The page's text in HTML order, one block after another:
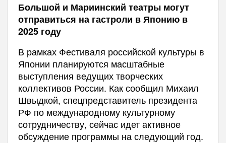
Большой и Мариинский театры могут
отправиться на гастроли в Японию в
2025 году
В рамках Фестиваля российской культуры в
Японии планируются масштабные
выступления ведущих творческих
коллективов России. Как сообщил Михаил
Швыдкой, спецпредставитель президента
РФ по международному культурному
сотрудничеству, сейчас идет активное
обсуждение программы на следующий год.